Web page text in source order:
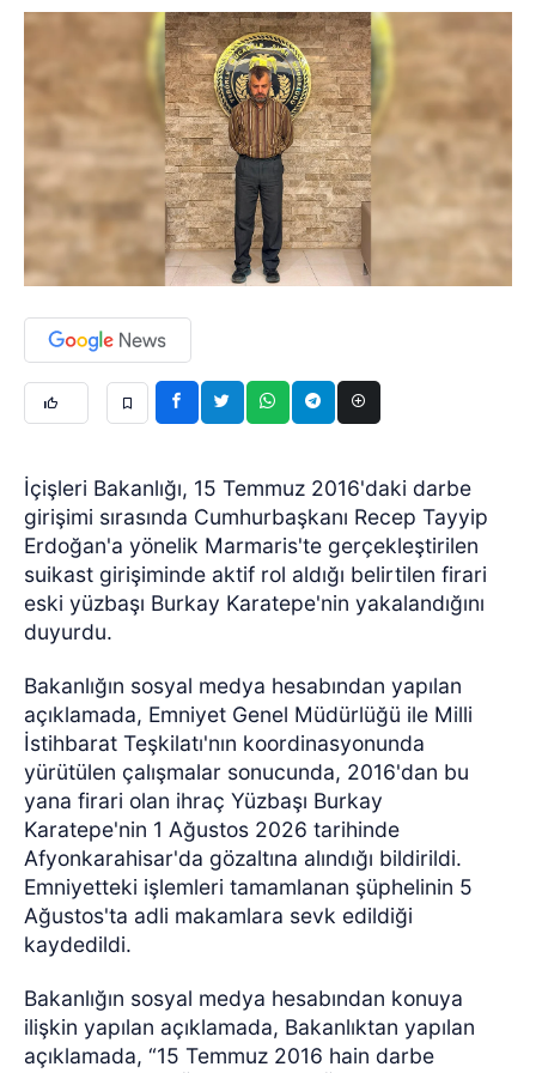
İçişleri Bakanlığı, 15 Temmuz 2016'daki darbe
girişimi sırasında Cumhurbaşkanı Recep Tayyip
Erdoğan'a yönelik Marmaris'te gerçekleştirilen
suikast girişiminde aktif rol aldığı belirtilen firari
eski yüzbaşı Burkay Karatepe'nin yakalandığını
duyurdu.
Bakanlığın sosyal medya hesabından yapılan
açıklamada, Emniyet Genel Müdürlüğü ile Milli
İstihbarat Teşkilatı'nın koordinasyonunda
yürütülen çalışmalar sonucunda, 2016'dan bu
yana firari olan ihraç Yüzbaşı Burkay
Karatepe'nin 1 Ağustos 2026 tarihinde
Afyonkarahisar'da gözaltına alındığı bildirildi.
Emniyetteki işlemleri tamamlanan şüphelinin 5
Ağustos'ta adli makamlara sevk edildiği
kaydedildi.
Bakanlığın sosyal medya hesabından konuya
ilişkin yapılan açıklamada, Bakanlıktan yapılan
açıklamada, “15 Temmuz 2016 hain darbe